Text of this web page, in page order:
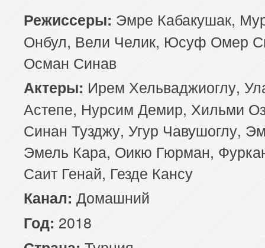
85 серия
86 серия
87 серия
89 серия
90 серия
91 серия
93 серия
94 серия
97 серия
98 серия 99 серия
101 серия
102 серия 103 серия
105 серия
106 серия 107 серия
109 серия
110 серия
113 серия
Режиссеры: Эмре Кабакушак,
Онбул, Вели Челик, Юсуф Омер
Осман Синав
Актеры: Ирем Хельваджиоглу,
Астепе, Нурсим Демир, Хильми
Синан Тузджу, Угур Чавушоглу,
Эмель Кара, Оикю Гюрман,
Саит Генай, Гезде Кансу
Канал: Домашний
Год: 2018